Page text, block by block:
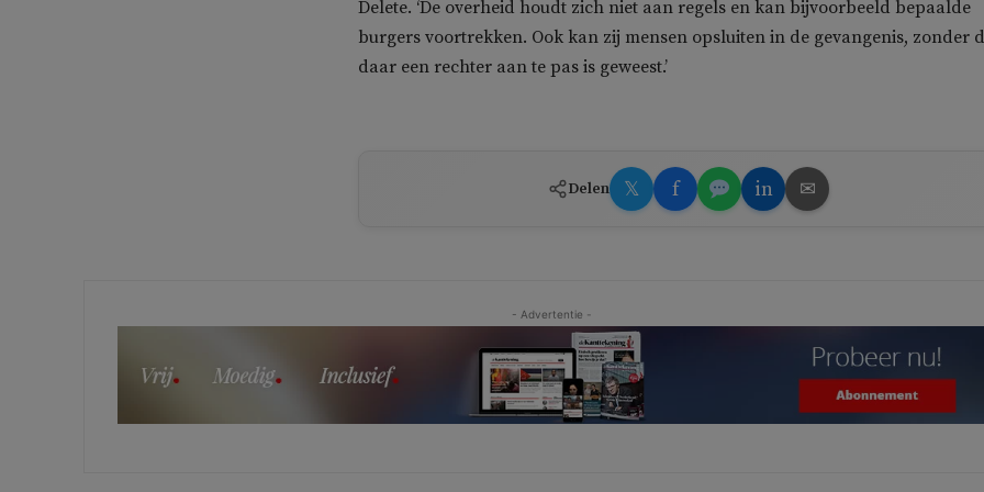
Delete. ‘De overheid houdt zich niet aan regels en kan bijvoorbeeld bepaalde
burgers voortrekken. Ook kan zij mensen opsluiten in de gevangenis, zonder
daar een rechter aan te pas is geweest.’
Delen 𝕏 f in ✉
- Advertentie -